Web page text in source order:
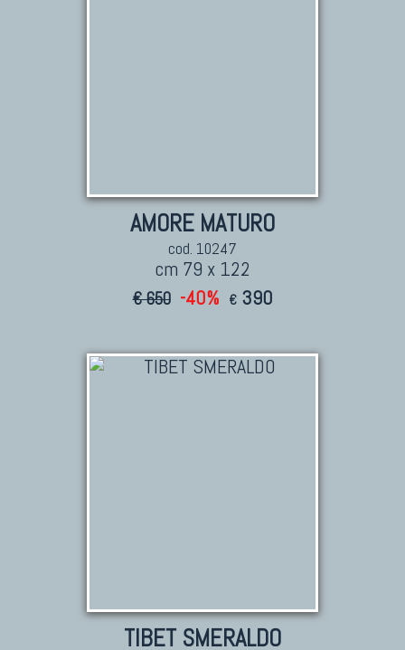
AMORE MATURO
cod. 10247
cm 79 x 122
€ 650 -40% € 390
TIBET SMERALDO